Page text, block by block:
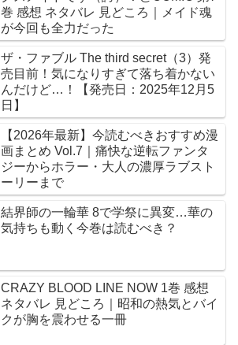
巻 感想 ネタバレ 見どころ｜メイド魂
が今回も全力だった
ザ・ファブル The third secret（3）発
売目前！気になりすぎて落ち着かない
んだけど…！【発売日：2025年12月5
日】
【2026年最新】今読むべきおすすめ漫
画まとめ Vol.7｜痛快な逆転ファンタ
ジーからホラー・大人の濃厚ラブスト
ーリーまで
結界師の一輪華 8で学祭に異変…華の
気持ちも動く今巻は読むべき？
CRAZY BLOOD LINE NOW 1巻 感想
ネタバレ 見どころ｜昭和の熱気とバイ
クが胸を震わせる一冊